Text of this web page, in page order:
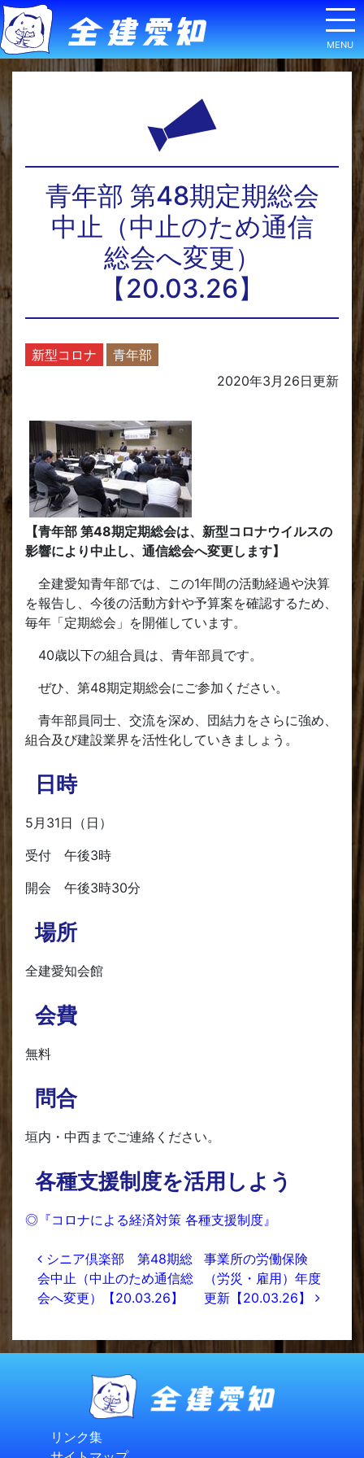
青年部 第48期定期総会
中止（中止のため通信
総会へ変更）
【20.03.26】
新型コロナ
青年部
2020年3月26日更新
【青年部 第48期定期総会は、新型コロナウイルスの
影響により中止し、通信総会へ変更します】
全建愛知青年部では、この1年間の活動経過や決算
を報告し、今後の活動方針や予算案を確認するため、
毎年「定期総会」を開催しています。
40歳以下の組合員は、青年部員です。
ぜひ、第48期定期総会にご参加ください。
青年部員同士、交流を深め、団結力をさらに強め、
組合及び建設業界を活性化していきましょう。
日時
5月31日（日）
受付 午後3時
開会 午後3時30分
場所
全建愛知会館
会費
無料
問合
垣内・中西までご連絡ください。
各種支援制度を活用しよう
◎『コロナによる経済対策 各種支援制度』
投稿ナビゲーション
シニア倶楽部 第48期総
会中止（中止のため通信総
会へ変更）【20.03.26】
事業所の労働保険
（労災・雇用）年度
更新【20.03.26】
リンク集